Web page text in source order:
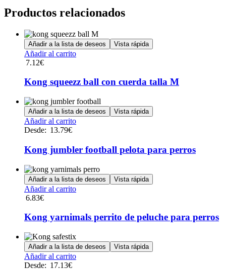
Productos relacionados
Añadir a la lista de deseos Vista rápida
Añadir al carrito
7.12€
Kong squeezz ball con cuerda talla M
Añadir a la lista de deseos Vista rápida
Añadir al carritoEste
múltiples
variantes.
Las
opciones
se
pueden
la
de
producto
Desde: 13.79€
Kong jumbler football pelota para perros
Añadir a la lista de deseos Vista rápida
Añadir al carrito
6.83€
Kong yarnimals perrito de peluche para perros
Añadir a la lista de deseos Vista rápida
Añadir al carritoEste
Desde: 17.13€